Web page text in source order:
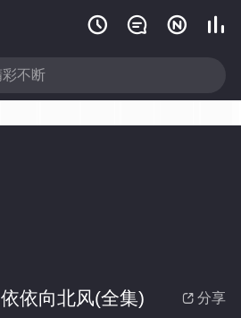
   
 分享
依依向北风(全集)